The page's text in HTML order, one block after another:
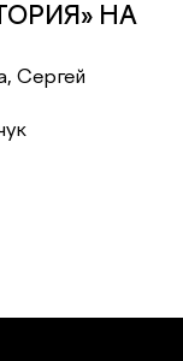
НА
Сергей